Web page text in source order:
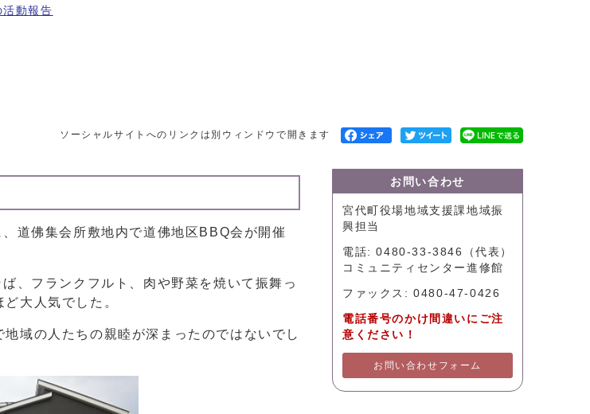
動報告
ソーシャルサイトへのリンクは別ウィンドウで開きます
道佛集会所敷地内で道佛地区BBQ会が開催
、フランクフルト、肉や野菜を焼いて振舞っ
大人気でした。
域の人たちの親睦が深まったのではないでし
お問い合わせ
宮代町役場地域支援課地域振
興担当
電話: 0480-33-3846（代表）
コミュニティセンター進修館
ファックス: 0480-47-0426
電話番号のかけ間違いにご注
意ください！
お問い合わせフォーム